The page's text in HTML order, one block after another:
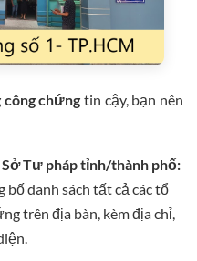
công chứng tin cậy, bạn nên
Tư pháp tỉnh/thành phố:
bố danh sách tất cả các tổ
trên địa bàn, kèm địa chỉ,